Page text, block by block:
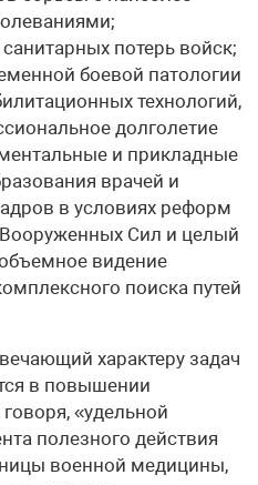
потерь войск;
боевой патологии
технологий,
долголетие
и прикладные
врачей и
в условиях реформ
Сил и целый
видение
поиска путей
характеру задач
в повышении
«удельной
полезного действия
военной медицины,